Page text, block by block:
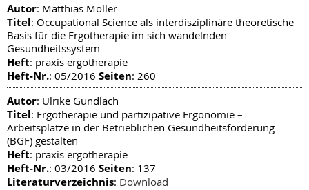
Autor: Matthias Möller
Titel: Occupational Science als interdisziplinäre theoretische
Basis für die Ergotherapie im sich wandelnden
Gesundheitssystem
Heft: praxis ergotherapie
Heft-Nr.: 05/2016 Seiten: 260
Autor: Ulrike Gundlach
Titel: Ergotherapie und partizipative Ergonomie –
Arbeitsplätze in der Betrieblichen Gesundheitsförderung
(BGF) gestalten
Heft: praxis ergotherapie
Heft-Nr.: 03/2016 Seiten: 137
Literaturverzeichnis: Download